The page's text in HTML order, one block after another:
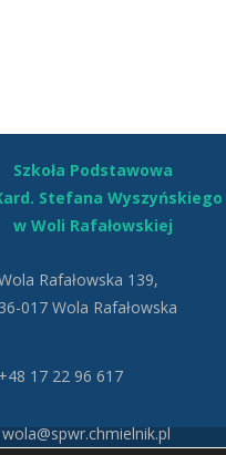
Szkoła Podstawowa
Stefana Wyszyńskiego
w Woli Rafałowskiej
Rafałowska 139,
36-017 Wola Rafałowska
+48 17 22 96 617
wola@spwr.chmielnik.pl